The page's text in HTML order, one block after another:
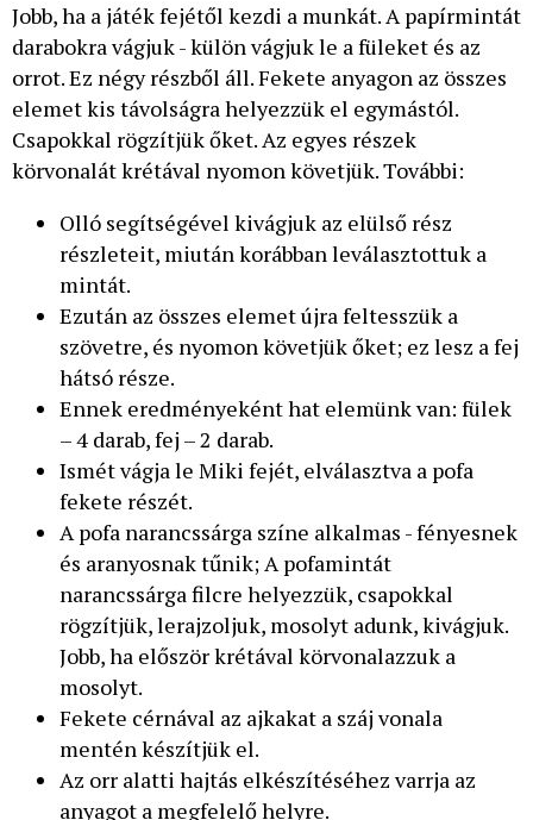
Jobb, ha a játék fejétől kezdi a munkát. A papírmintát
darabokra vágjuk - külön vágjuk le a füleket és az
orrot. Ez négy részből áll. Fekete anyagon az összes
elemet kis távolságra helyezzük el egymástól.
Csapokkal rögzítjük őket. Az egyes részek
körvonalát krétával nyomon követjük. További:
Olló segítségével kivágjuk az elülső rész
részleteit, miután korábban leválasztottuk a
mintát.
Ezután az összes elemet újra feltesszük a
szövetre, és nyomon követjük őket; ez lesz a fej
hátsó része.
Ennek eredményeként hat elemünk van: fülek
– 4 darab, fej – 2 darab.
Ismét vágja le Miki fejét, elválasztva a pofa
fekete részét.
A pofa narancssárga színe alkalmas - fényesnek
és aranyosnak tűnik; A pofamintát
narancssárga filcre helyezzük, csapokkal
rögzítjük, lerajzoljuk, mosolyt adunk, kivágjuk.
Jobb, ha először krétával körvonalazzuk a
mosolyt.
Fekete cérnával az ajkakat a száj vonala
mentén készítjük el.
Az orr alatti hajtás elkészítéséhez varrja az
anyagot a megfelelő helyre.